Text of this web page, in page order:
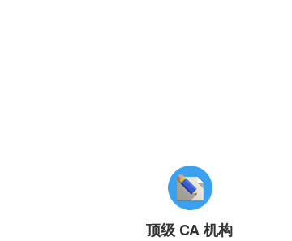
顶级 CA 机构